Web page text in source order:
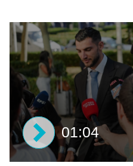
01:04